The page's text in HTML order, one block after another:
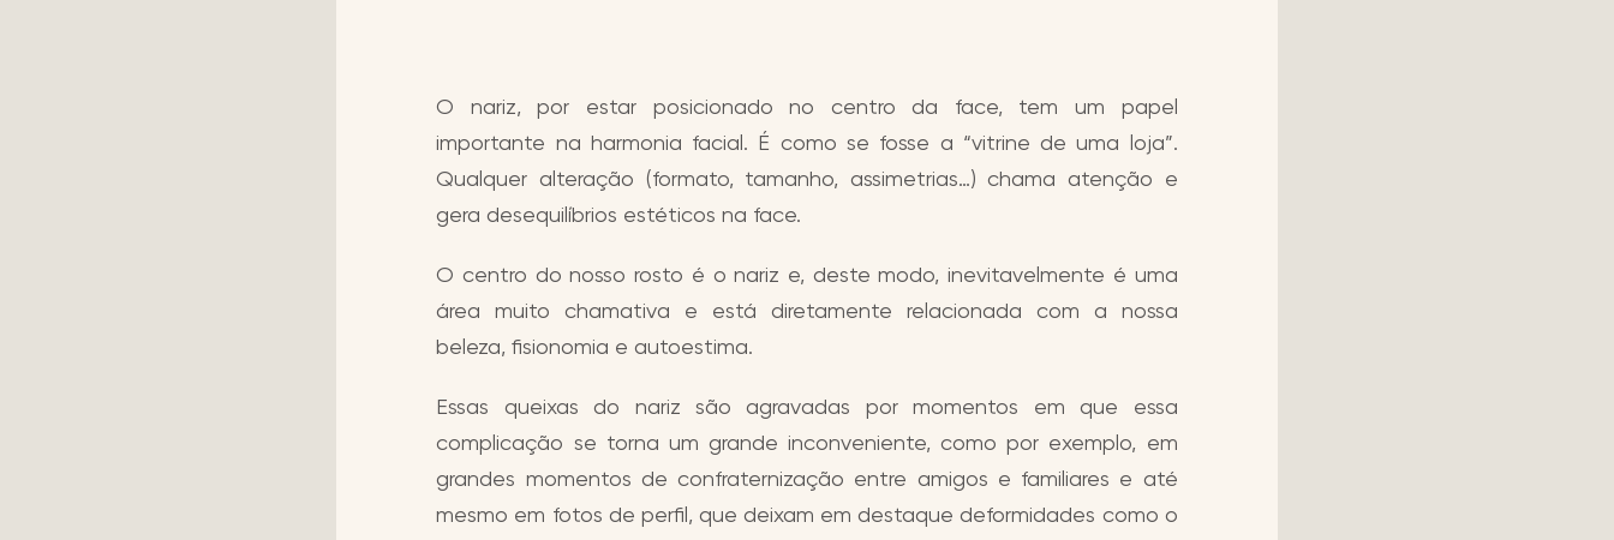
O nariz, por estar posicionado no centro da face, tem um papel
importante na harmonia facial. É como se fosse a “vitrine de uma loja”.
Qualquer alteração (formato, tamanho, assimetrias…) chama atenção e
gera desequilíbrios estéticos na face.
O centro do nosso rosto é o nariz e, deste modo, inevitavelmente é uma
área muito chamativa e está diretamente relacionada com a nossa
beleza, fisionomia e autoestima.
Essas queixas do nariz são agravadas por momentos em que essa
complicação se torna um grande inconveniente, como por exemplo, em
grandes momentos de confraternização entre amigos e familiares e até
mesmo em fotos de perfil, que deixam em destaque deformidades como o